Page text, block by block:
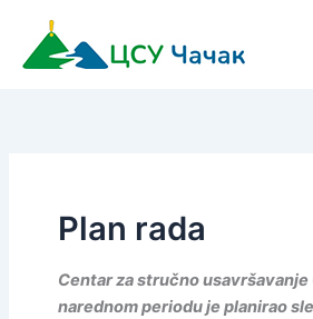
садржај
Plan rada
Centar za stručno usavršavanje
narednom periodu je planirao